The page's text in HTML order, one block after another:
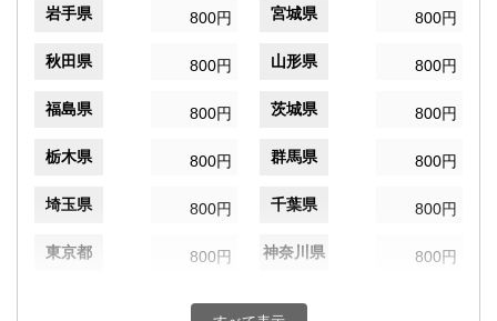
岩手県 800円 宮城県 800円
秋田県 800円 山形県 800円
福島県 800円 茨城県 800円
栃木県 800円 群馬県 800円
埼玉県 800円 千葉県 800円
東京都 800円 神奈川県 800円
800円 富山県